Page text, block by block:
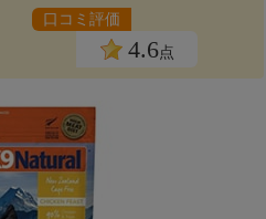
口コミ評価
4.6点